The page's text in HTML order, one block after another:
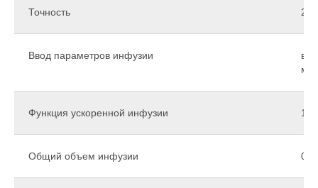
Точность 2%
Ввод параметров инфузии
в
Функция ускоренной инфузии
Общий объем инфузии